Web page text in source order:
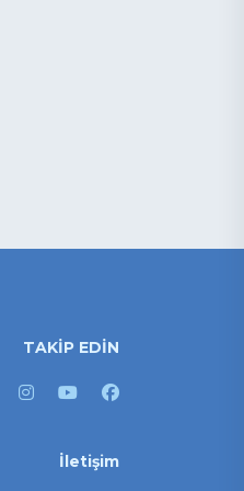
TAKİP EDİN
İletişim